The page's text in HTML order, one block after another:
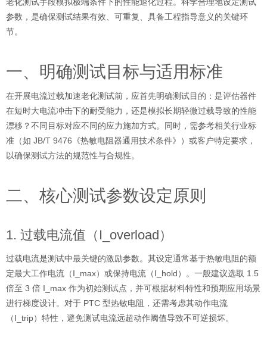
参数，是确保测试结果有效、可重复、具备工程指导意义的关键环
节。
一、明确测试目标与适用标准
在开展电流过载加速老化测试前，应首先明确测试目的：是评估器件
在短时大电流冲击下的耐受能力，还是模拟长期轻微过载导致的性能
漂移？不同目标对应不同的应力施加方式。同时，需参考相关行业标
准（如 JB/T 9476《热敏电阻器通用技术条件》）或客户特定要求，
以确保测试方法的规范性与合规性。
二、核心测试参数设定原则
1. 过载电流值（I_overload）
过载电流是测试中最关键的激励参数。其设定通常基于热敏电阻的额
定最大工作电流（I_max）或保持电流（I_hold）。一般建议选取 1.5
倍至 3 倍 I_max 作为初始测试点，并可根据材料特性和预期应用场景
进行梯度设计。对于 PTC 型热敏电阻，还需考虑其动作电流
（I_trip）特性，避免测试电流远超动作阈值导致不可逆损坏。